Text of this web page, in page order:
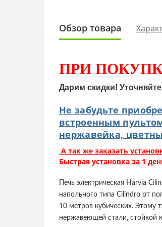
Обзор товара
ПРИ
Дарим скидки!
Не забудьте
встроенным
нержавейка,
А так же заказать
Быстрая установка за 1
Печь электрическая Harvia
напольного типа Cilindro от
10 метров кубических. Этому
нержавеющей стали, стойкой